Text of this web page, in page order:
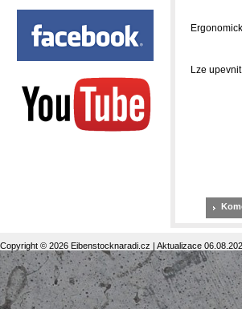
Lze
Copyright © 2026 Eibenstocknaradi.cz | Aktualizace